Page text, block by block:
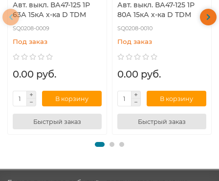
Авт. выкл. ВА47-125 1Р
63А 15кА х-ка D TDM
SQ0208-0009
Под заказ
0.00 руб.
В корзину
Быстрый заказ
Авт. выкл. ВА47-125 1Р
80А 15кА х-ка D TDM
SQ0208-0010
Под заказ
0.00 руб.
В корзину
Быстрый заказ